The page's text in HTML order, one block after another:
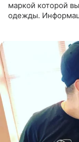
маркой которой
одежды.